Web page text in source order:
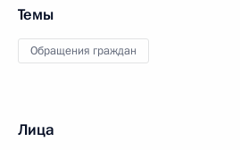
Темы
Обращения граждан
Лица